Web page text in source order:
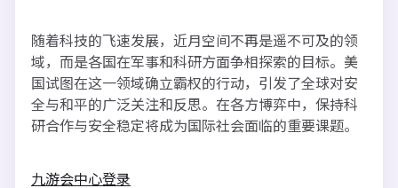
随着科技的飞速发展，近月空间不再是遥不可及的领
域，而是各国在军事和科研方面争相探索的目标。美
国试图在这一领域确立霸权的行动，引发了全球对安
全与和平的广泛关注和反思。在各方博弈中，保持科
研合作与安全稳定将成为国际社会面临的重要课题。
九游会中心登录